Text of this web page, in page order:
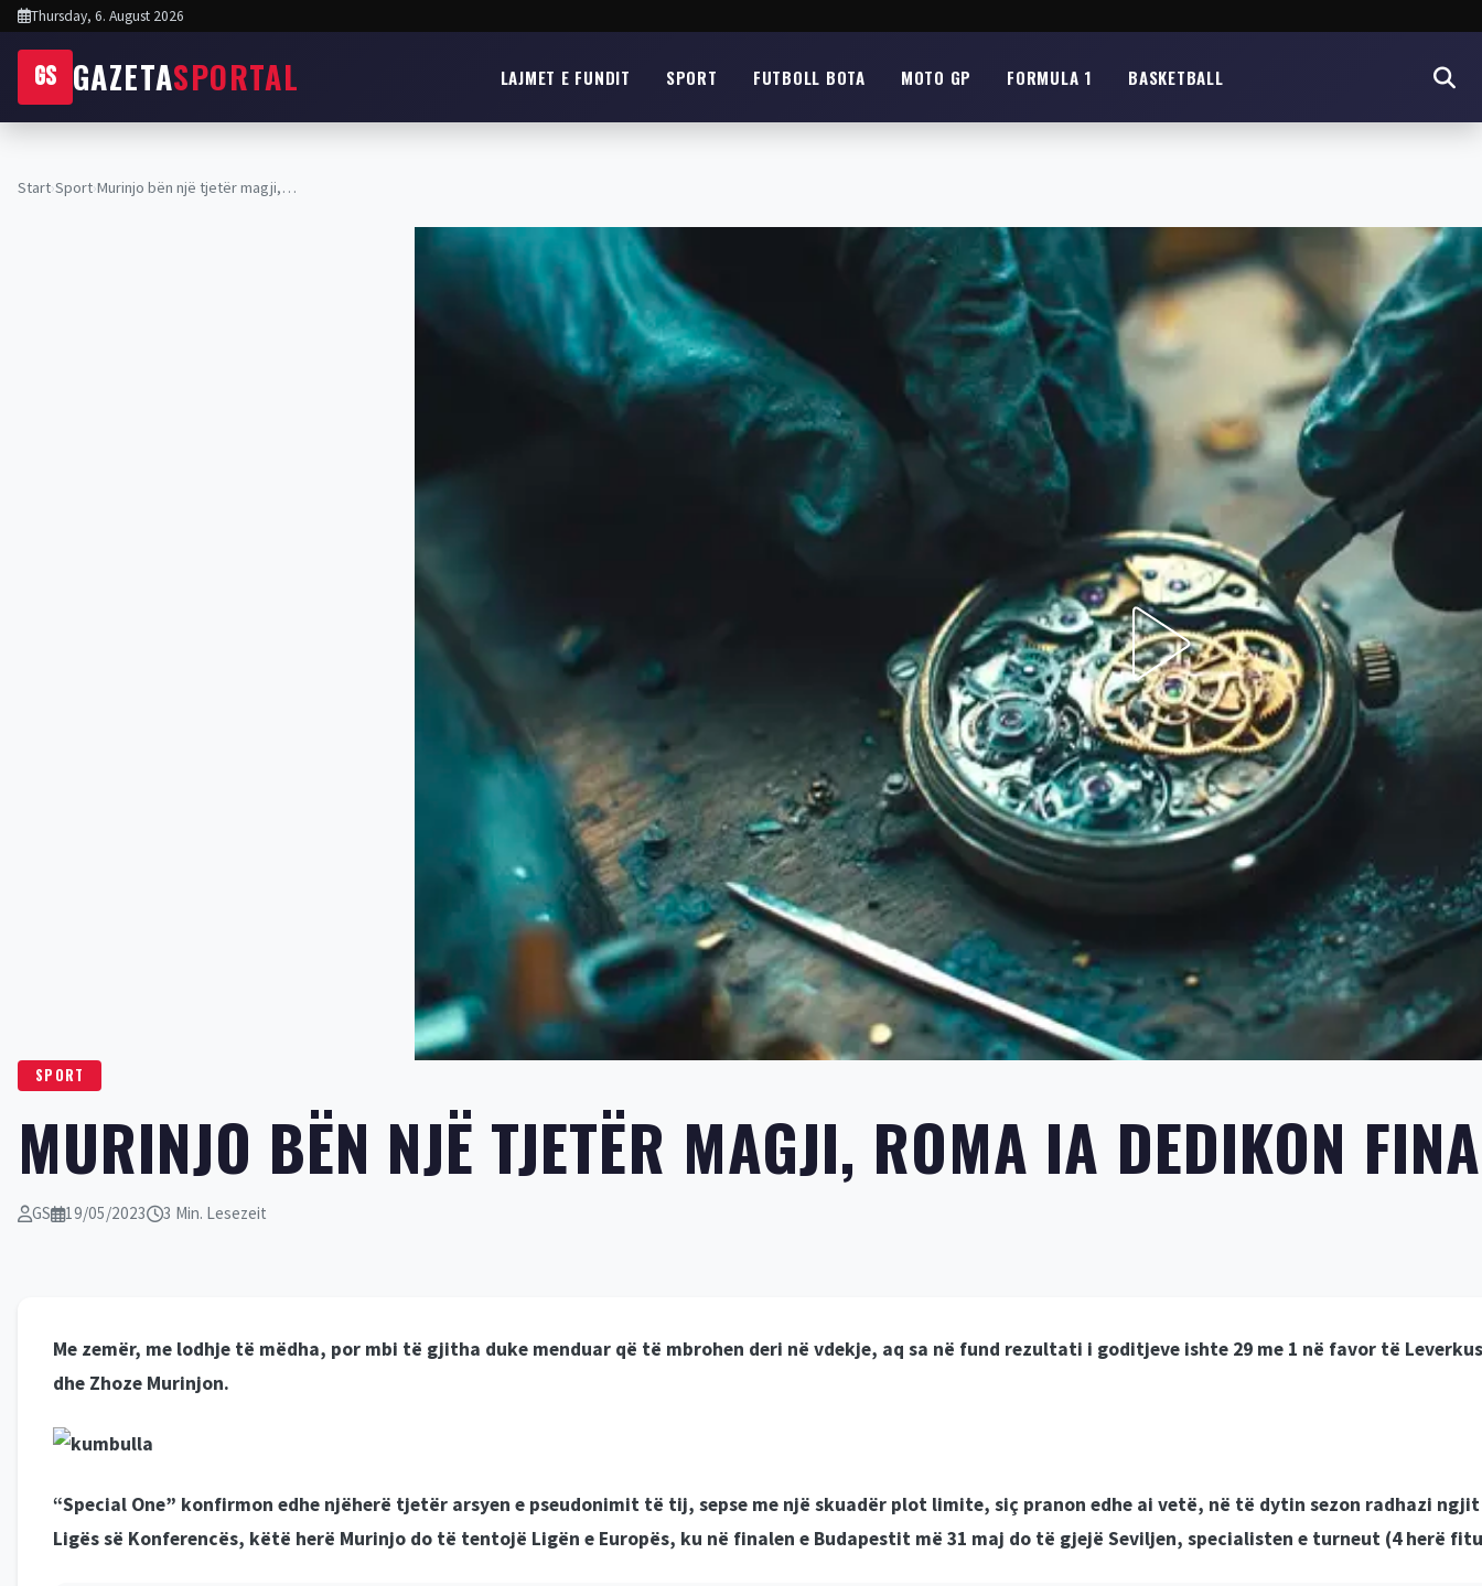
Thursday, 6. August 2026
GS GAZETASPORTAL LAJMET E FUNDIT SPORT FUTBOLL BOTA MOTO GP FORMULA 1 BASKETBALL
Start›Sport›Murinjo bën një tjetër magji,…
SPORT
MURINJO BËN NJË TJETËR MAGJI, ROMA IA DEDIKON
GS 19/05/2023 3 Min. Lesezeit
Me zemër, me lodhje të mëdha, por mbi të gjitha duke menduar që të mbrohen deri në vdekje, aq sa në fund rezultati i goditjeve ishte 29 me 1 në favor të
dhe Zhoze Murinjon.
“Special One” konfirmon edhe njëherë tjetër arsyen e pseudonimit të tij, sepse me një skuadër plot limite, siç pranon edhe ai vetë, në të dytin sezon radhazi
Ligës së Konferencës, këtë herë Murinjo do të tentojë Ligën e Europës, ku në finalen e Budapestit më 31 maj do të gjejë Seviljen, specialisten e turneut (4 herë